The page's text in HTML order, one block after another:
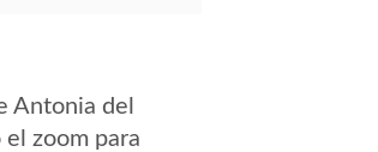
Antonia del
zoom para